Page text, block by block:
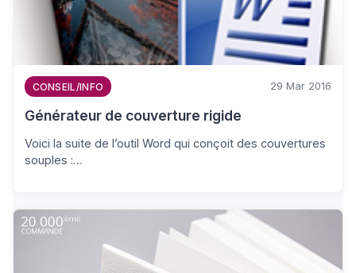
CONSEIL/INFO 29 Mar 2016
Générateur de couverture rigide
Voici la suite de l’outil Word qui conçoit des couvertures
souples :…